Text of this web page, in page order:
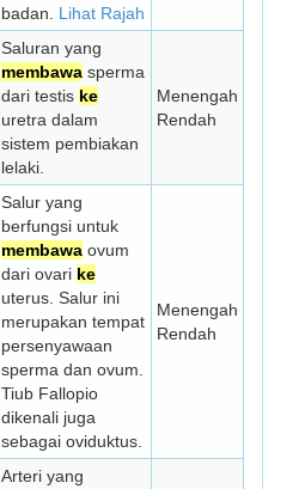
badan. Lihat Rajah
Saluran yang
membawa sperma
dari testis ke
uretra dalam
sistem pembiakan
lelaki.
Menengah
Rendah
Salur yang
berfungsi untuk
membawa ovum
dari ovari ke
uterus. Salur ini
merupakan tempat
persenyawaan
sperma dan ovum.
Tiub Fallopio
dikenali juga
sebagai oviduktus.
Menengah
Rendah
Arteri yang